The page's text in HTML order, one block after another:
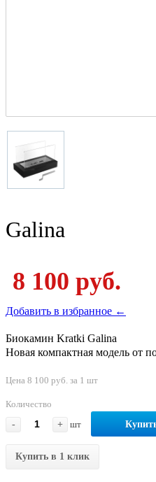
Galina
8 100 руб.
Добавить в избранное ←
Биокамин Kratki Galina
Новая компактная модель от
Цена 8 100 руб. за 1 шт
Количество
-
+ шт
Купить в 1 клик